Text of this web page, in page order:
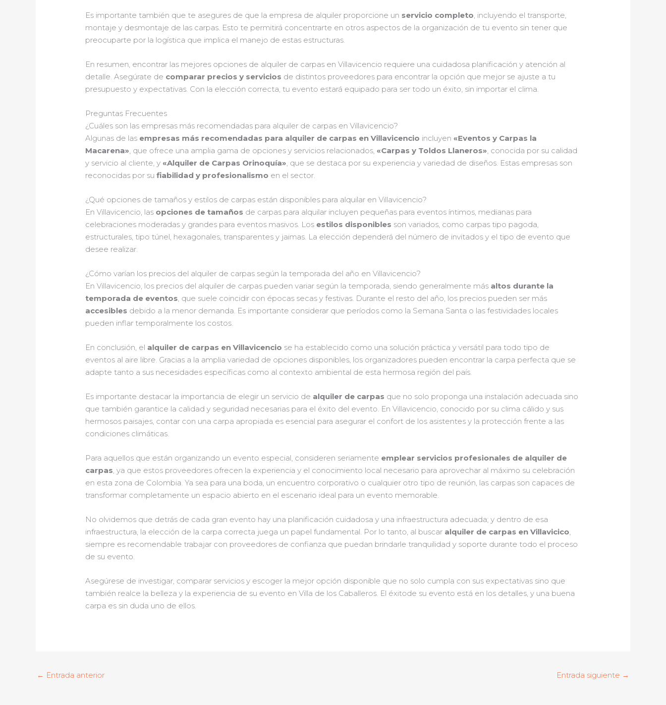
Es importante también que te asegures de que la empresa de alquiler proporcione un servicio completo, incluyendo el transporte,
montaje y desmontaje de las carpas. Esto te permitirá concentrarte en otros aspectos de la organización de tu evento sin tener que
preocuparte por la logística que implica el manejo de estas estructuras.
En resumen, encontrar las mejores opciones de alquiler de carpas en Villavicencio requiere una cuidadosa planificación y atención al
detalle. Asegúrate de comparar precios y servicios de distintos proveedores para encontrar la opción que mejor se ajuste a tu
presupuesto y expectativas. Con la elección correcta, tu evento estará equipado para ser todo un éxito, sin importar el clima.
Preguntas Frecuentes
¿Cuáles son las empresas más recomendadas para alquiler de carpas en Villavicencio?
Algunas de las empresas más recomendadas para alquiler de carpas en Villavicencio incluyen «Eventos y Carpas la
Macarena», que ofrece una amplia gama de opciones y servicios relacionados, «Carpas y Toldos Llaneros», conocida por su calidad
y servicio al cliente, y «Alquiler de Carpas Orinoquía», que se destaca por su experiencia y variedad de diseños. Estas empresas son
reconocidas por sufiabilidad y profesionalismo en el sector.
¿Qué opciones de tamaños y estilos de carpas están disponibles para alquilar en Villavicencio?
En Villavicencio, las opciones de tamaños de carpas para alquilar incluyen pequeñas para eventos íntimos, medianas para
celebraciones moderadas y grandes para eventos masivos. Los estilos disponibles son variados, como carpas tipo pagoda,
estructurales, tipo túnel, hexagonales, transparentes y jaimas. La elección dependerá del número de invitados y el tipo de evento que
desee realizar.
¿Cómo varían los precios del alquiler de carpas según la temporada del año en Villavicencio?
En Villavicencio, los precios del alquiler de carpas pueden variar según la temporada, siendo generalmente más altos durante la
temporada de eventos, que suele coincidir con épocas secas y festivas. Durante el resto del año, los precios pueden ser más
accesibles debido a la menor demanda. Es importante considerar que períodos como la Semana Santa o las festividades locales
pueden inflar temporalmente los costos.
En conclusión, el alquiler de carpas en Villavicencio se ha establecido como una solución práctica y versátil para todo tipo de
eventos al aire libre. Gracias a la amplia variedad de opciones disponibles, los organizadores pueden encontrar la carpa perfecta que se
adapte tanto a sus necesidades específicas como al contexto ambiental de esta hermosa región del país.
Es importante destacar la importancia de elegir un servicio de alquiler de carpas que no solo proponga una instalación adecuada sino
que también garantice la calidad y seguridad necesarias para el éxito del evento. En Villavicencio, conocido por su clima cálido y sus
hermosos paisajes, contar con una carpa apropiada es esencial para asegurar el confort de los asistentes y la protección frente a las
condiciones climáticas.
Para aquellos que están organizando un evento especial, consideren seriamente emplear servicios profesionales de alquiler de
carpas, ya que estos proveedores ofrecen la experiencia y el conocimiento local necesario para aprovechar al máximo su celebración
en esta zona de Colombia. Ya sea para una boda, un encuentro corporativo o cualquier otro tipo de reunión, las carpas son capaces de
transformar completamente un espacio abierto en el escenario ideal para un evento memorable.
No olvidemos que detrás de cada gran evento hay una planificación cuidadosa y una infraestructura adecuada; y dentro de esa
infraestructura, la elección de la carpa correcta juega un papel fundamental. Por lo tanto, al buscar alquiler de carpas en Villavicico,
siempre es recomendable trabajar con proveedores de confianza que puedan brindarle tranquilidad y soporte durante todo el proceso
de su evento.
Asegúrese de investigar, comparar servicios y escoger la mejor opción disponible que no solo cumpla con sus expectativas sino que
también realce la belleza y la experiencia de su evento en Villa de los Caballeros. El éxitode su evento está en los detalles, y una buena
carpa es sin duda uno de ellos.
← Entrada anterior Entrada siguiente →